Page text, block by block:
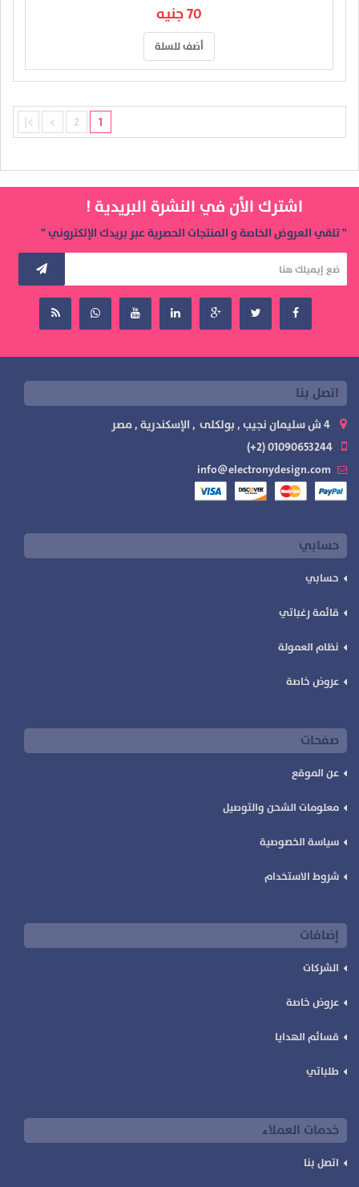
70 جنيه
أضف للسلة
1
2
>
>|
اشترك الأن في النشرة البريدية !
" تلقي العروض الخاصة و المنتجات الحصرية عبر بريدك الإلكتروني "
اتصل بنا
info@electronydesign.com
حسابي
حسابي
قائمة رغباتي
نظام العمولة
عروض خاصة
صفحات
عن الموقع
معلومات الشحن والتوصيل
سياسة الخصوصية
شروط الاستخدام
إضافات
الشركات
عروض خاصة
قسائم الهدايا
طلباتي
خدمات العملاء
اتصل بنا